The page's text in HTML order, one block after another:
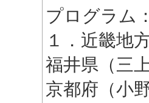
プログラム
１．近畿地
福井県（三
京都府（小